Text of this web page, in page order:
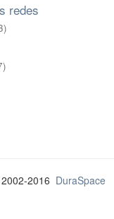
redes
)
)
2016 DuraSpace